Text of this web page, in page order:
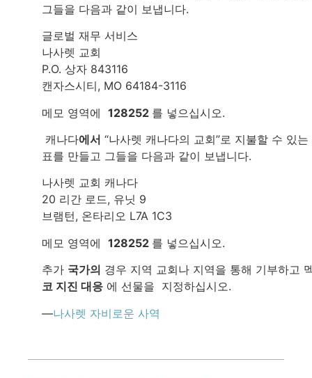
그들을 다음과 같이 보냅니다.
글로벌 재무 서비스
나사렛 교회
P.O. 상자 843116
캔자스시티, MO 64184-3116
메모 영역에 128252 를 넣으십시오.
캐나다에서 “나사렛 캐나다의 교회”로 지불할 수 있는
표를 만들고 그들을 다음과 같이 보냅니다.
나사렛 교회 캐나다
20 리간 로드, 유닛 9
브램턴, 온타리오 L7A 1C3
메모 영역에 128252 를 넣으십시오.
추가 국가의 경우 지역 교회나 지역을 통해 기부하고
코 지진 대응 에 선물을 지정하십시오.
—나사렛 자비로운 사역